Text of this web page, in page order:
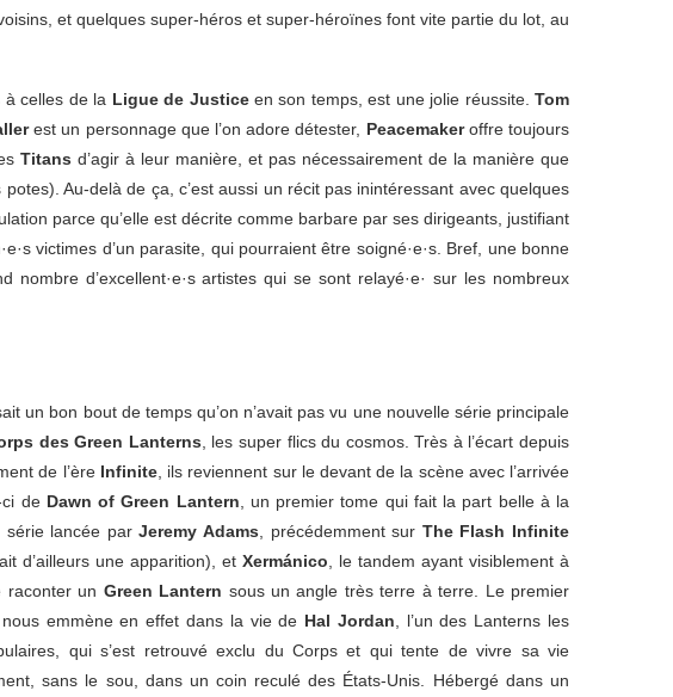
et quelques super-héros et super-héroïnes font vite partie du lot, au
celles de la Ligue de Justiceen son temps, est une jolie réussite. Tom
est un personnage que l’on adore détester, Peacemakeroffre toujours
Titans d’agir à leur manière, et pas nécessairement de la manière que
potes). Au-delà de ça, c’est aussi un récit pas inintéressant avec quelques
parce qu’elle est décrite comme barbare par ses dirigeants, justifiant
victimes d’un parasite, qui pourraient être soigné·e·s. Bref, une bonne
d’excellent·e·s artistes qui se sont relayé·e· sur les nombreux
un bon bout de temps qu’on n’avait pas vu une nouvelle série principale
des Green Lanterns , les super flics du cosmos. Très à l’écart depuis
de l’ère Infinite, ils reviennent sur le devant de la scène avec l’arrivée
de Dawn of Green Lantern , un premier tome qui fait la part belle à la
série lancée parJeremy Adams , précédemment sur The Flash Infinite
d’ailleurs une apparition), et Xermánico , le tandem ayant visiblement à
un Green Lantern sous un angle très terre à terre. Le premier
emmène en effet dans la vie de Hal Jordan , l’un des Lanterns les
qui s’est retrouvé exclu du Corps et qui tente de vivre sa vie
sans le sou, dans un coin reculé des États-Unis. Hébergé dans un